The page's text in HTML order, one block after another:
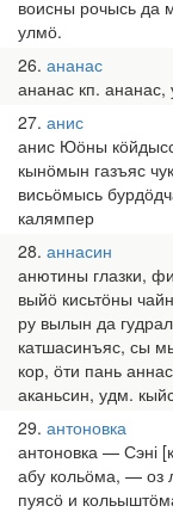
воисны рочысь да
улмӧ.
26 ананас
ананас кп.
27 анис
анис Юӧны
кынӧмын газъяс
висьӧмысь
калямпер
28 аннасин
анютины глазки,
выйӧ кисьтӧны
ру вылын да
катшасинъяс, сы
кор, ӧти пань
аканьсин, удм.
29 антоновка
антоновка — Сэні
абу кольӧма, — оз
пуясӧ и